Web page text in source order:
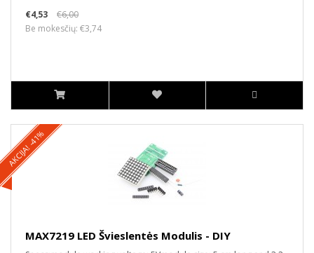
€4,53
€6,00
Be mokesčių: €3,74
AKCIJA! -41%
MAX7219 LED Švieslentės Modulis - DIY